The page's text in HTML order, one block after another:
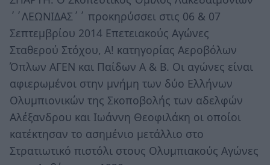
΄΄ΛΕΩΝΙΔΑΣ΄΄ προκηρύσσει στις 06 & 07
Σεπτεμβρίου 2014 Επετειακούς Αγώνες
Σταθερού Στόχου, Α! κατηγορίας Αεροβόλων
Όπλων ΑΓΕΝ και Παίδων Α & Β. Οι αγώνες είναι
αφιερωμένοι στην μνήμη των δύο Ελλήνων
Ολυμπιονικών της Σκοποβολής των αδελφών
Αλέξανδρου και Ιωάννη Θεοφιλάκη οι οποίοι
κατέκτησαν το ασημένιο μετάλλιο στο
Στρατιωτικό πιστόλι στους Ολυμπιακούς Αγώνες